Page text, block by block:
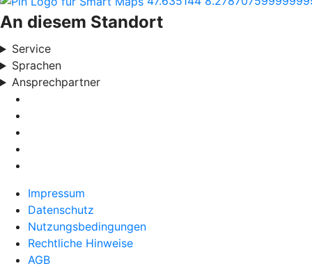
An diesem Standort
Service
Sprachen
Ansprechpartner
Impressum
Datenschutz
Nutzungsbedingungen
Rechtliche Hinweise
AGB